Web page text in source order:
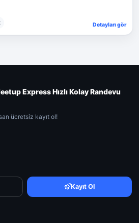
Detayları gör
Express Hızlı Kolay Randevu
ücretsiz kayıt ol!
Kayıt Ol